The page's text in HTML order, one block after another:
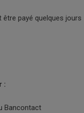
payé quelques jours
:
Bancontact